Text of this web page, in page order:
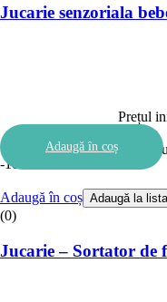
Jucarie senzoriala
Prețul
Prețul
Adaugă în coș
-10%
Adaugă în coș Adaugă la
(0)
Jucarie – Sortator de